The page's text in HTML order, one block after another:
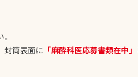
封筒表面に 「麻酔科医応募書類在中」